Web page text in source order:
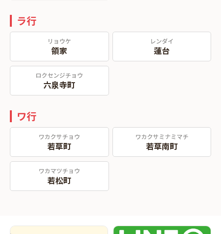
ラ行
リョウケ
領家
レンダイ
蓮台
ロクセンジチョウ
六泉寺町
ワ行
ワカクサチョウ
若草町
ワカクサミナミマチ
若草南町
ワカマツチョウ
若松町